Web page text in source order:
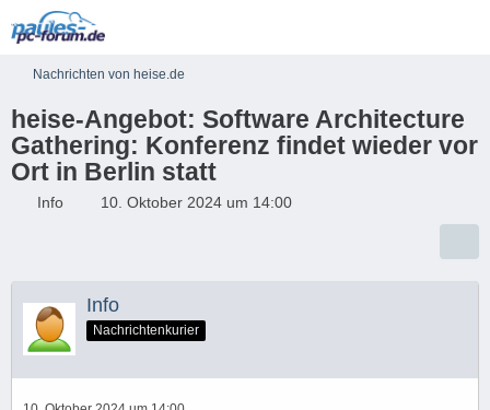
Nachrichten von heise.de
heise-Angebot: Software Architecture
Gathering: Konferenz findet wieder vor
Ort in Berlin statt
Info 10. Oktober 2024 um 14:00
Info
Nachrichtenkurier